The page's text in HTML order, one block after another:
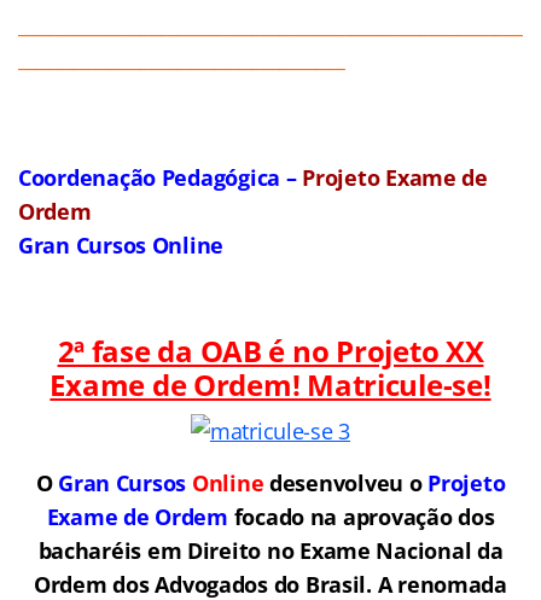
Coordenação Pedagógica – Projeto Exame de
Ordem
Gran Cursos Online
2ª fase da OAB é no Projeto XX
Exame de Ordem! Matricule-se!
O Gran Cursos Online desenvolveu o Projeto
Exame de Ordem focado na aprovação dos
bacharéis em Direito no Exame Nacional da
Ordem dos Advogados do Brasil. A renomada